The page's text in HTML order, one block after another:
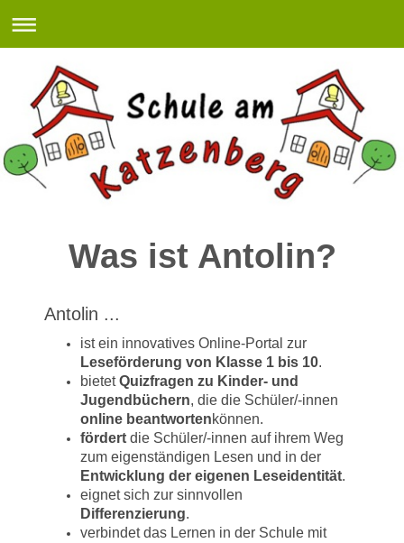
Was ist Antolin?
Antolin ...
ist ein innovatives Online-Portal zur
Leseförderung von Klasse 1 bis 10.
bietetQuizfragen zu Kinder- und
Jugendbüchern, die die Schüler/-innen
online beantwortenkönnen.
fördert die Schüler/-innen auf ihrem Weg
zum eigenständigen Lesen und in der
Entwicklung der eigenen Leseidentität.
eignet sich zur sinnvollen
Differenzierung.
verbindet das Lernen in der Schule mit